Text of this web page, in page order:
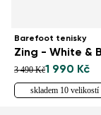
Barefoot tenisky
3 490 Kč1 990 Kč
skladem 10 velikostí